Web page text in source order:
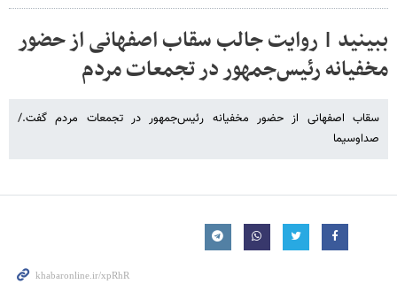
ببینید | روایت جالب سقاب اصفهانی از حضور
مخفیانه رئیس‌جمهور در تجمعات مردم
سقاب اصفهانی از حضور مخفیانه رئیس‌جمهور در تجمعات مردم گفت./
صداوسیما